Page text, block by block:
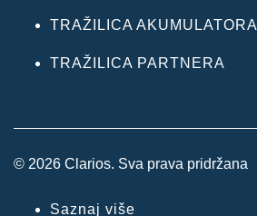
TRAŽILICA AKUMULATORA
TRAŽILICA PARTNERA
© 2026 Clarios. Sva prava pridržana
Saznaj više